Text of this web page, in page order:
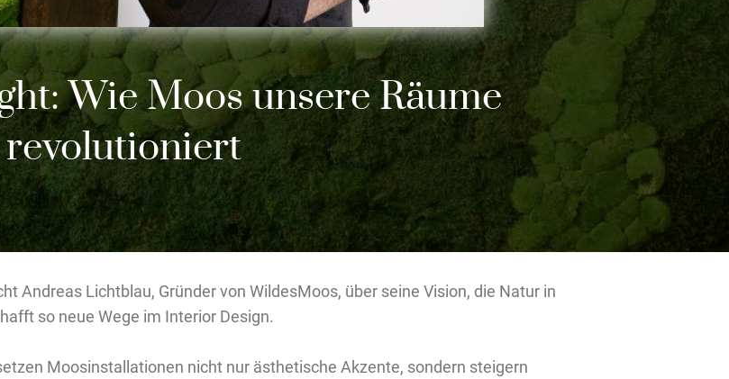
Wie Moos unsere Räume
revolutioniert
Andreas Lichtblau, Gründer von WildesMoos, über seine Vision, die Natur in
so neue Wege im Interior Design.
Moosinstallationen nicht nur ästhetische Akzente, sondern steigern